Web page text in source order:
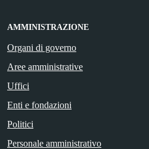
AMMINISTRAZIONE
Organi di governo
Aree amministrative
Uffici
Enti e fondazioni
Politici
Personale amministrativo